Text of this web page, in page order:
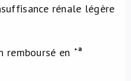
rénale légère
remboursé en